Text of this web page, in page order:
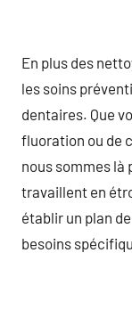
En plus des
les soins
dentaires. Que
fluoration ou de
nous sommes là
travaillent en
établir un plan
besoins